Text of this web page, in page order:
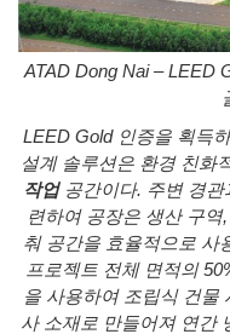
ATAD Dong Nai – LEED
LEED Gold 인증을 획득
설계 솔루션은 환경 친화
작업 공간이다. 주변 경관
련하여 공장은 생산 구역,
춰 공간을 효율적으로 사
프로젝트 전체 면적의
을 사용하여 조립식 건물
사 소재로 만들어져 연간